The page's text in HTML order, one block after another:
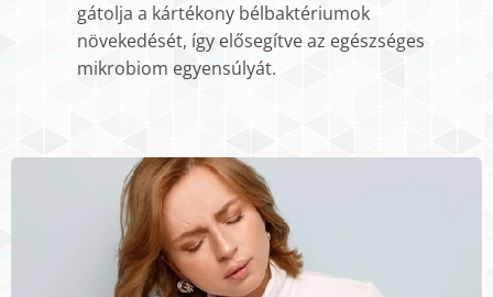
gátolja a kártékony bélbaktériumok
növekedését, így elősegítve az egészséges
mikrobiom egyensúlyát.